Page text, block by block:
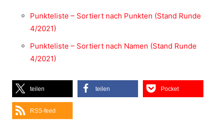
Punkteliste – Sortiert nach Punkten (Stand Runde
4/2021)
Punkteliste – Sortiert nach Namen (Stand Runde
4/2021)
teilen teilen Pocket
RSS-feed